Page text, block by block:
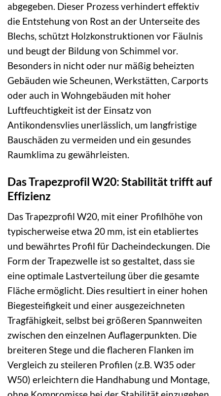
abgegeben. Dieser Prozess verhindert effektiv
die Entstehung von Rost an der Unterseite des
Blechs, schützt Holzkonstruktionen vor Fäulnis
und beugt der Bildung von Schimmel vor.
Besonders in nicht oder nur mäßig beheizten
Gebäuden wie Scheunen, Werkstätten, Carports
oder auch in Wohngebäuden mit hoher
Luftfeuchtigkeit ist der Einsatz von
Antikondensvlies unerlässlich, um langfristige
Bauschäden zu vermeiden und ein gesundes
Raumklima zu gewährleisten.
Das Trapezprofil W20: Stabilität trifft auf
Effizienz
Das Trapezprofil W20, mit einer Profilhöhe von
typischerweise etwa 20 mm, ist ein etabliertes
und bewährtes Profil für Dacheindeckungen. Die
Form der Trapezwelle ist so gestaltet, dass sie
eine optimale Lastverteilung über die gesamte
Fläche ermöglicht. Dies resultiert in einer hohen
Biegesteifigkeit und einer ausgezeichneten
Tragfähigkeit, selbst bei größeren Spannweiten
zwischen den einzelnen Auflagerpunkten. Die
breiteren Stege und die flacheren Flanken im
Vergleich zu steileren Profilen (z.B. W35 oder
W50) erleichtern die Handhabung und Montage,